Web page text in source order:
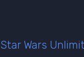
Star Wars